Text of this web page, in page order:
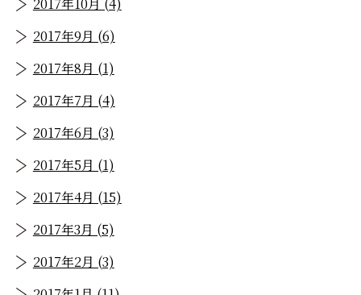
2017年9月 (6)
2017年8月 (1)
2017年7月 (4)
2017年6月 (3)
2017年5月 (1)
2017年4月 (15)
2017年3月 (5)
2017年2月 (3)